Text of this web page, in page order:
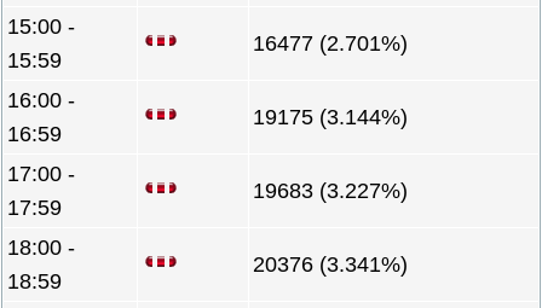
15:00 -
15:59
16477 (2.701%)
16:00 -
16:59
19175 (3.144%)
17:00 -
17:59
19683 (3.227%)
18:00 -
18:59
20376 (3.341%)